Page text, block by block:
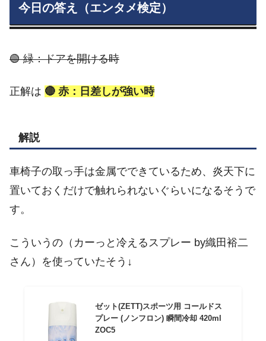
今日の答え（エンタメ検定）
🟢 緑：ドアを開ける時
正解は 🔴 赤：日差しが強い時
解説
車椅子の取っ手は金属でできているため、炎天下に
置いておくだけで触れられないぐらいになるそうで
す。
こういうの（カーっと冷えるスプレー by織田裕二
さん）を使っていたそう↓
ゼット(ZETT)スポーツ用 コールドス
プレー (ノンフロン) 瞬間冷却 420ml
ZOC5